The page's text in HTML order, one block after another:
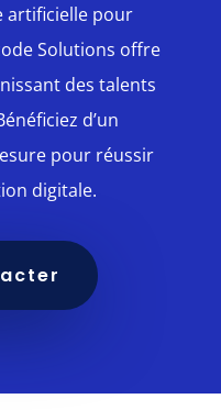
artificielle pour
Solutions offre
des talents
d’un
pour réussir
digitale.